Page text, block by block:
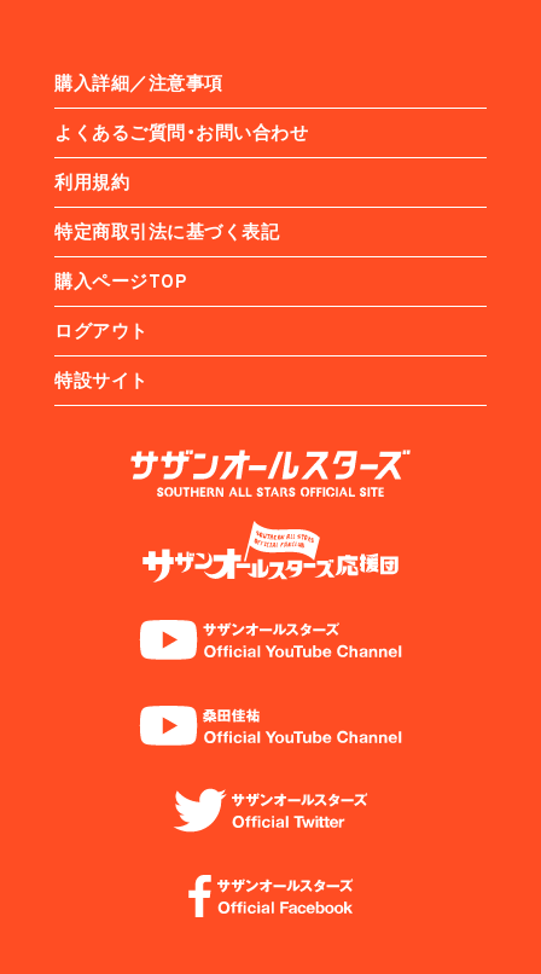
購入詳細／注意事項
よくあるご質問・お問い合わせ
利用規約
特定商取引法に基づく表記
購入ページTOP
ログアウト
特設サイト